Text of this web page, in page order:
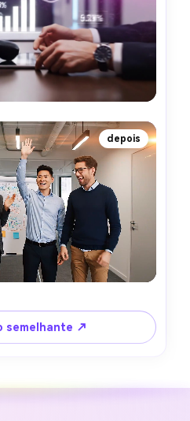
depois
semelhante ↗